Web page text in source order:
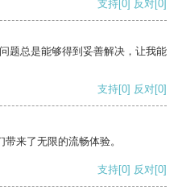
支持[0] 反对[0]
题总是能够得到妥善解决，让我能
支持[0] 反对[0]
来了无限的流畅体验。
支持[0] 反对[0]